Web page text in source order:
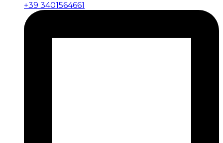
+39 3401564661